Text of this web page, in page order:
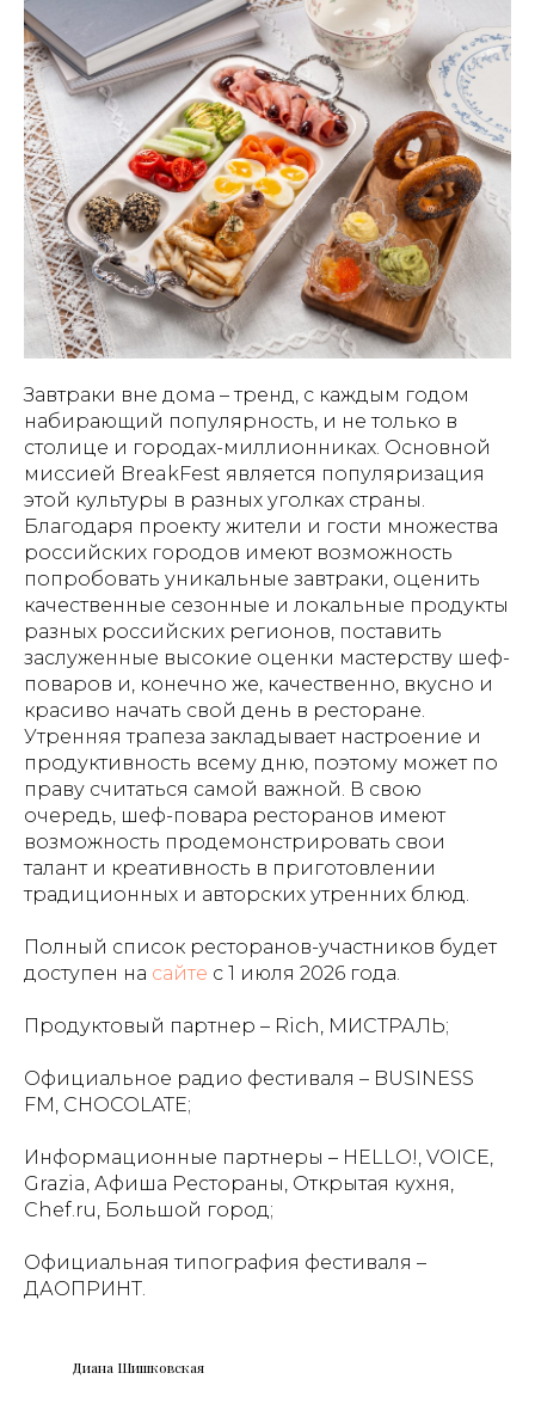
Завтраки вне дома – тренд, с каждым годом
набирающий популярность, и не только в
столице и городах-миллионниках. Основной
миссией BreakFest является популяризация
этой культуры в разных уголках страны.
Благодаря проекту жители и гости множества
российских городов имеют возможность
попробовать уникальные завтраки, оценить
качественные сезонные и локальные продукты
разных российских регионов, поставить
заслуженные высокие оценки мастерству шеф-
поваров и, конечно же, качественно, вкусно и
красиво начать свой день в ресторане.
Утренняя трапеза закладывает настроение и
продуктивность всему дню, поэтому может по
праву считаться самой важной. В свою
очередь, шеф-повара ресторанов имеют
возможность продемонстрировать свои
талант и креативность в приготовлении
традиционных и авторских утренних блюд.
Полный список ресторанов-участников будет
доступен на сайте с 1 июля 2026 года.
Продуктовый партнер – Rich, МИСТРАЛЬ;
Официальное радио фестиваля – BUSINESS
FM, CHOCOLATE;
Информационные партнеры – HELLO!, VOICE,
Grazia, Афиша Рестораны, Открытая кухня,
Chef.ru, Большой город;
Официальная типография фестиваля –
ДАОПРИНТ.
Диана Шишковская